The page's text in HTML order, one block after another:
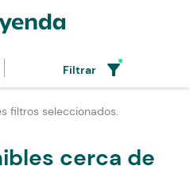
Filtrar filter_alt
filtros seleccionados.
cerca de